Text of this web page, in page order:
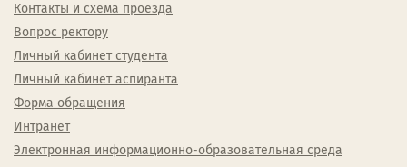
Контакты и схема проезда
Вопрос ректору
Личный кабинет студента
Личный кабинет аспиранта
Форма обращения
Интранет
Электронная информационно-образовательная среда